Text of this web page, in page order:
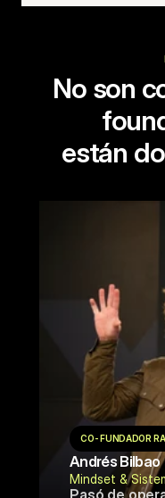
No son
están
Andrés Bilbao
CO-FUNDADOR
Pasó de
Mindset &